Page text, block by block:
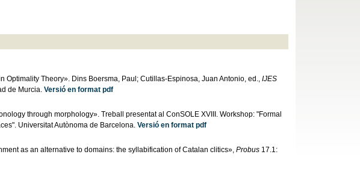
Theory». Dins Boersma, Paul; Cutillas-Espinosa, Juan Antonio, ed., IJES
de Murcia. Versió en format pdf
through morphology». Treball presentat al ConSOLE XVIII. Workshop: "Formal
Universitat Autònoma de Barcelona. Versió en format pdf
as an alternative to domains: the syllabification of Catalan clitics», Probus17.1: